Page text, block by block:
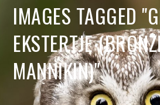
IMAGES TAGGED
EKSTERTJE
MANNIKIN)"